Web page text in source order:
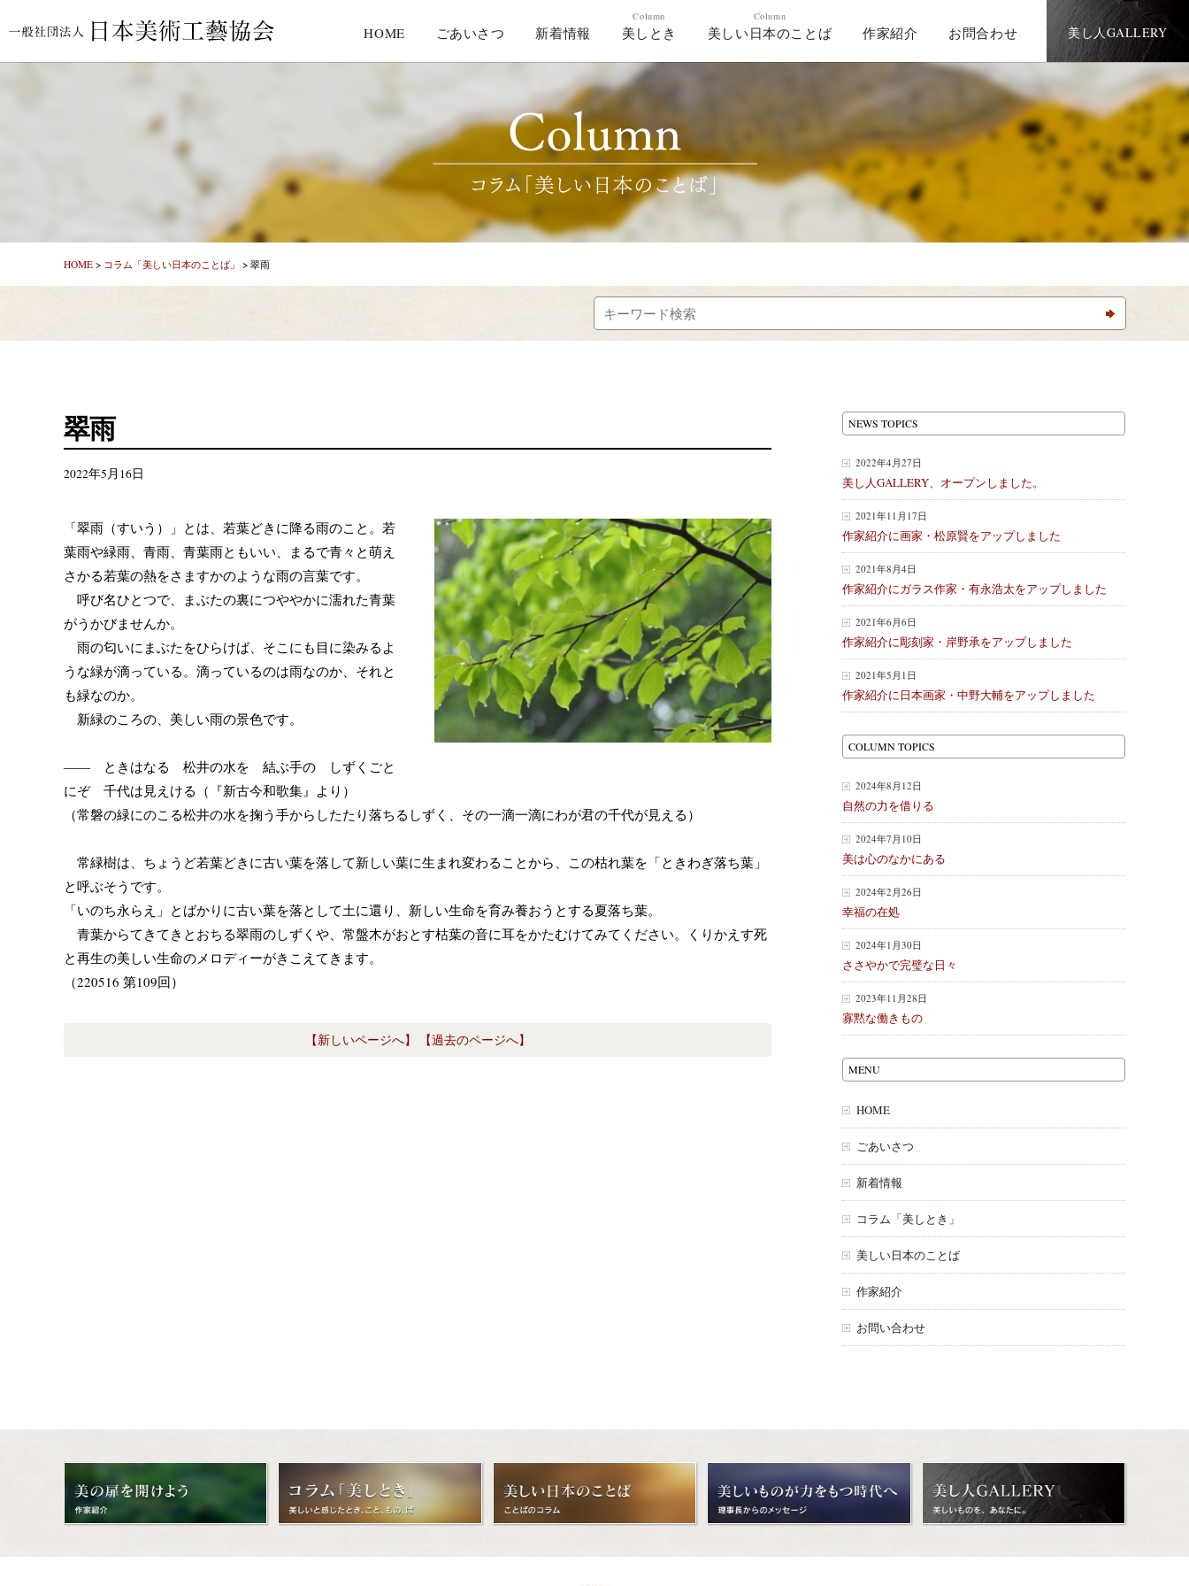
HOME ごあいさつ 新着情報
Column
美しとき
Column
美しい日本のことば 作家紹介 お問合わせ 美し人GALLERY
ごあいさつ
新着情報
コラム「美しとき」
お問合わせ
HOME > コラム「美しい日本のことば」 > 翠雨
翠雨
2022年5月16日
「翠雨（すいう）」とは、若葉どきに降る雨のこと。若
葉雨や緑雨、青雨、青葉雨ともいい、まるで青々と萌え
さかる若葉の熱をさますかのような雨の言葉です。
呼び名ひとつで、まぶたの裏につややかに濡れた青葉
がうかびませんか。
雨の匂いにまぶたをひらけば、そこにも目に染みるよ
うな緑が滴っている。滴っているのは雨なのか、それと
も緑なのか。
新緑のころの、美しい雨の景色です。
―― ときはなる 松井の水を 結ぶ手の しずくごと
にぞ 千代は見えける（『新古今和歌集』より）
（常磐の緑にのこる松井の水を掬う手からしたたり落ちるしずく、その一滴一滴にわが君の千代が見える）
常緑樹は、ちょうど若葉どきに古い葉を落して新しい葉に生まれ変わることから、この枯れ葉を「ときわぎ落ち葉」
と呼ぶそうです。
「いのち永らえ」とばかりに古い葉を落として土に還り、新しい生命を育み養おうとする夏落ち葉。
青葉からてきてきとおちる翠雨のしずくや、常盤木がおとす枯葉の音に耳をかたむけてみてください。くりかえす死
と再生の美しい生命のメロディーがきこえてきます。
（220516 第109回）
【新しいページへ】 【過去のページへ】
NEWS TOPICS
2022年4月27日
美し人GALLERY、オープンしました。
2021年11月17日
作家紹介に画家・松原賢をアップしました
2021年8月4日
作家紹介にガラス作家・有永浩太をアップしました
2021年6月6日
作家紹介に彫刻家・岸野承をアップしました
2021年5月1日
作家紹介に日本画家・中野大輔をアップしました
COLUMN TOPICS
2024年8月12日
自然の力を借りる
2024年7月10日
美は心のなかにある
2024年2月26日
幸福の在処
2024年1月30日
ささやかで完璧な日々
2023年11月28日
寡黙な働きもの
MENU
HOME
ごあいさつ
新着情報
コラム「美しとき」
美しい日本のことば
作家紹介
お問い合わせ